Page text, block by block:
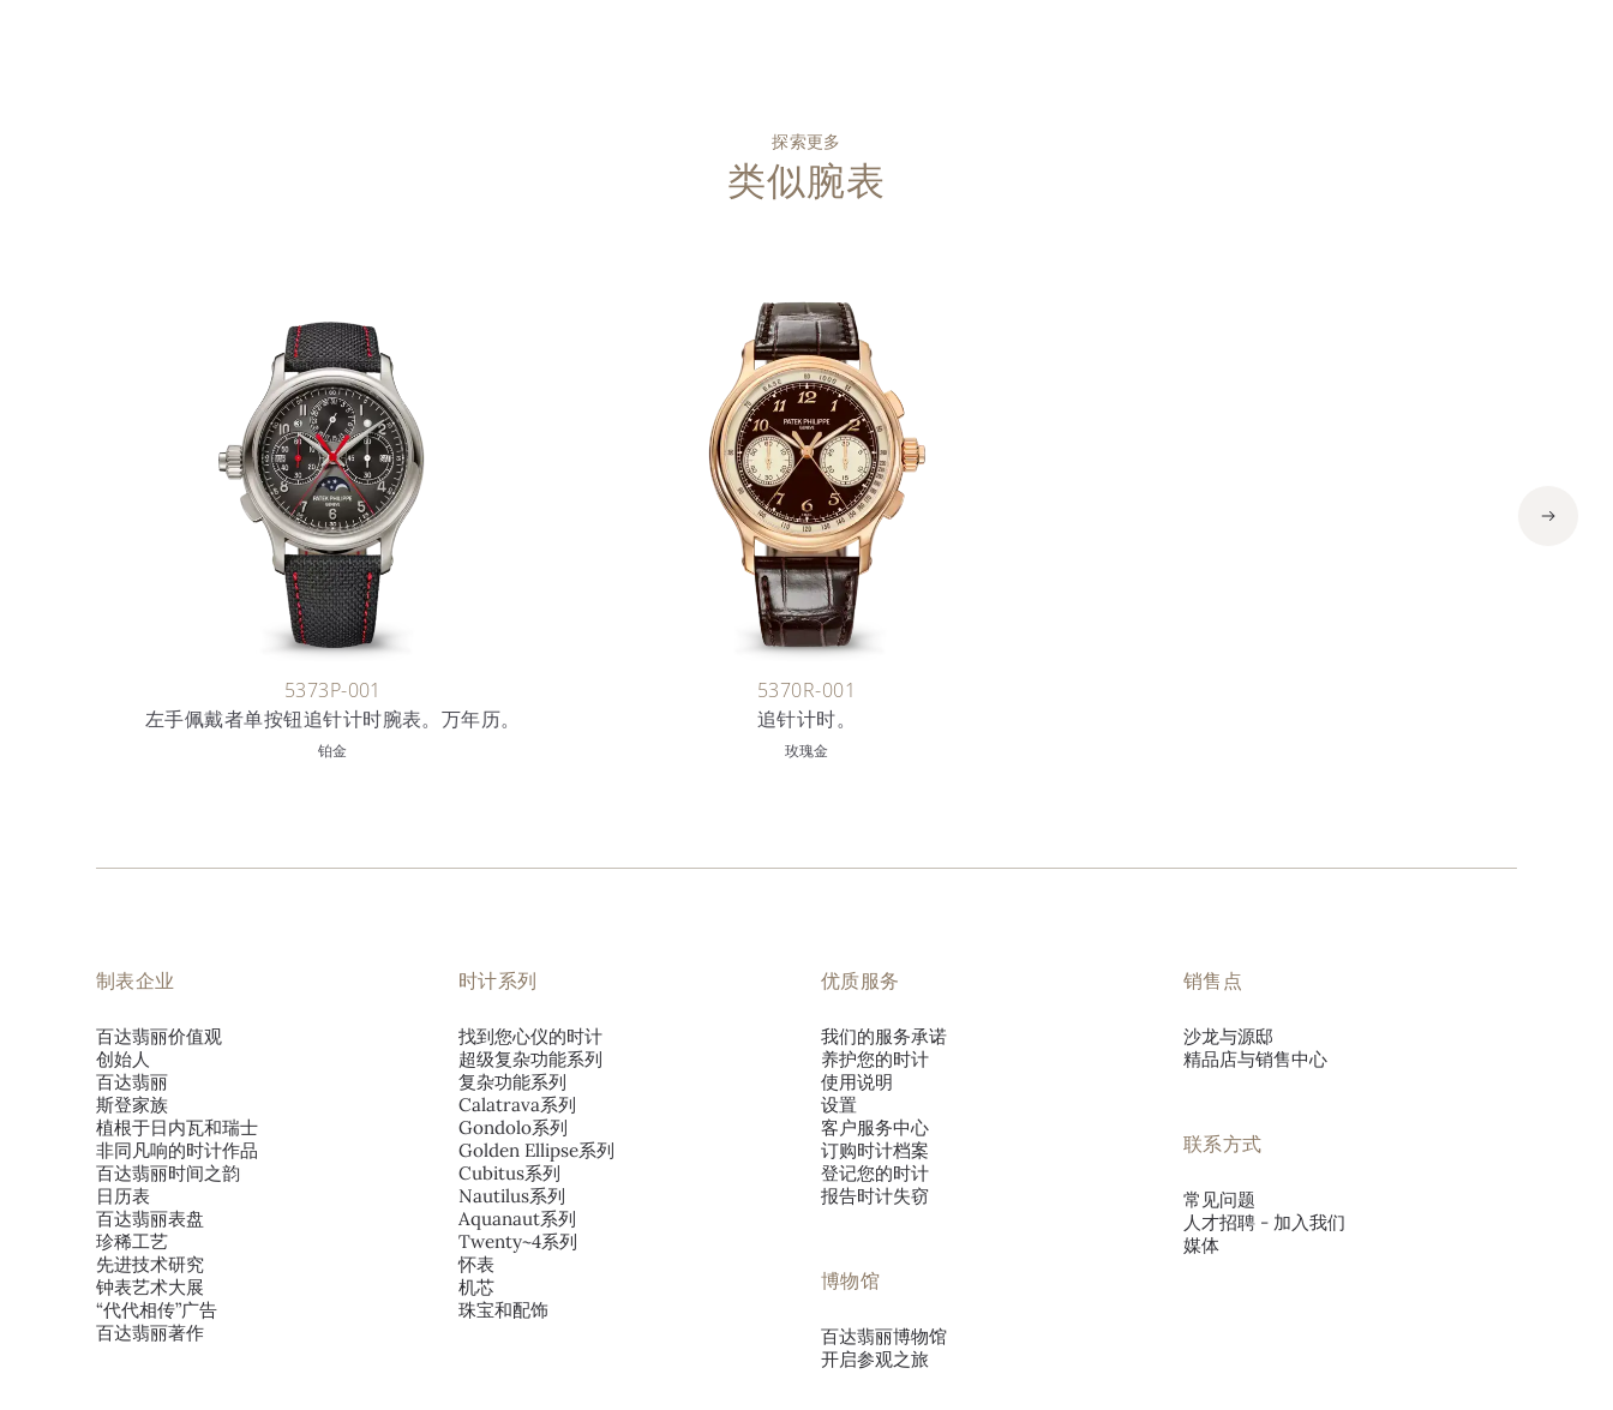
探索更多
类似腕表
5373P-001
左手佩戴者单按钮追针计时腕表。万年历。
铂金
5370R-001
追针计时。
玫瑰金
制表企业
百达翡丽价值观
创始人
百达翡丽
斯登家族
植根于日内瓦和瑞士
非同凡响的时计作品
百达翡丽时间之韵
日历表
百达翡丽表盘
珍稀工艺
先进技术研究
钟表艺术大展
“代代相传”广告
百达翡丽著作
时计系列
找到您心仪的时计
超级复杂功能系列
复杂功能系列
Calatrava系列
Gondolo系列
Golden Ellipse系列
Cubitus系列
Nautilus系列
Aquanaut系列
Twenty~4系列
怀表
机芯
珠宝和配饰
优质服务
我们的服务承诺
养护您的时计
使用说明
设置
客户服务中心
订购时计档案
登记您的时计
报告时计失窃
博物馆
百达翡丽博物馆
开启参观之旅
销售点
沙龙与源邸
精品店与销售中心
联系方式
常见问题
人才招聘 - 加入我们
媒体